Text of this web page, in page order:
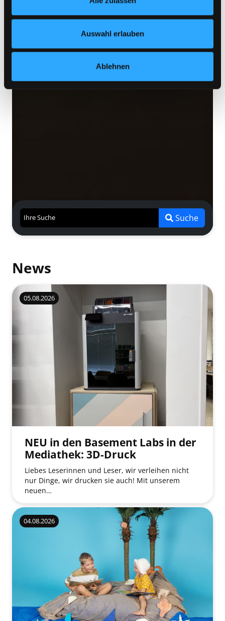
Nähere Informationen finden Sie in unserer
Auswahl erlauben
Ablehnen
Suche
News
NEU in den Basement Labs in der
Mediathek: 3D-Druck
05.08.2026
Liebes Leserinnen und Leser, wir verleihen nicht
nur Dinge, wir drucken sie auch! Mit unserem
neuen…
04.08.2026